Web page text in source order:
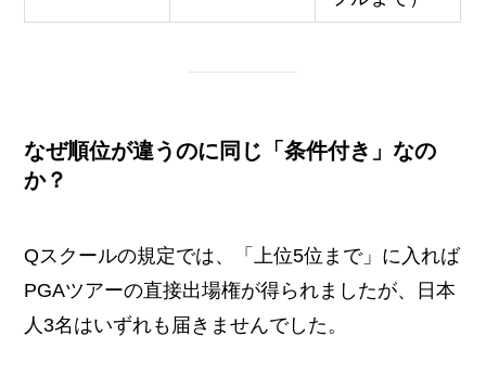
なぜ順位が違うのに同じ「条件付き」なの
か？
Qスクールの規定では、「上位5位まで」に入れば
PGAツアーの直接出場権が得られましたが、日本
人3名はいずれも届きませんでした。